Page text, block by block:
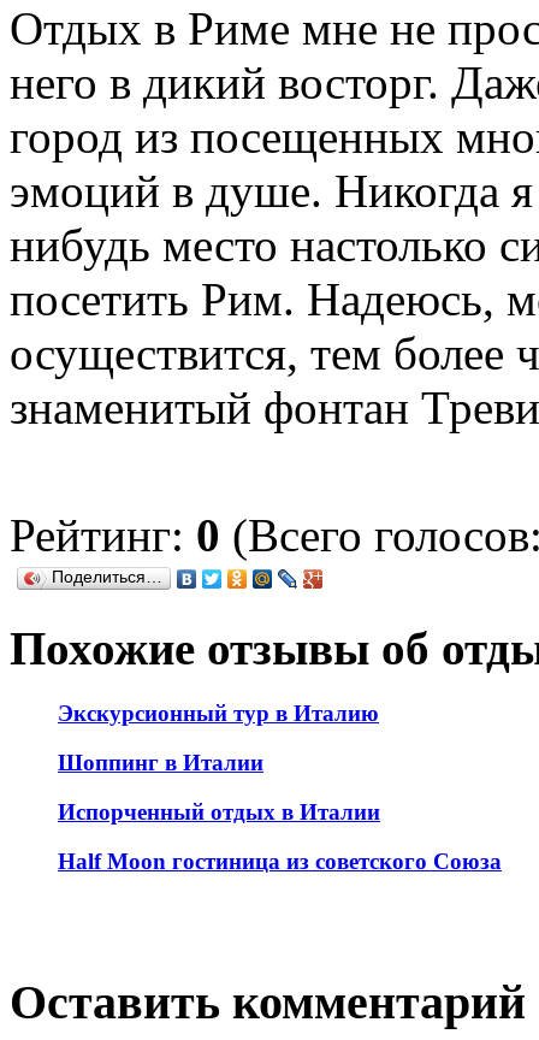
Отдых в Риме мне не
него в дикий восторг.
город из посещенных
эмоций в душе. Никогда я
нибудь место настолько
посетить Рим. Надеюсь,
осуществится, тем более
знаменитый фонтан
Рейтинг: 0 (Всего
Поделиться…
Похожие отзывы об
Экскурсионный тур в Италию
Шоппинг в Италии
Испорченный отдых в Италии
Half Moon гостиница из советского Союза
Оставить комментарий